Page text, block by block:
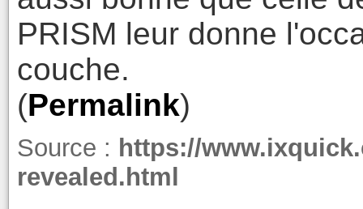
PRISM leur donne
couche.
(Permalink)
Source : https://
revealed.html